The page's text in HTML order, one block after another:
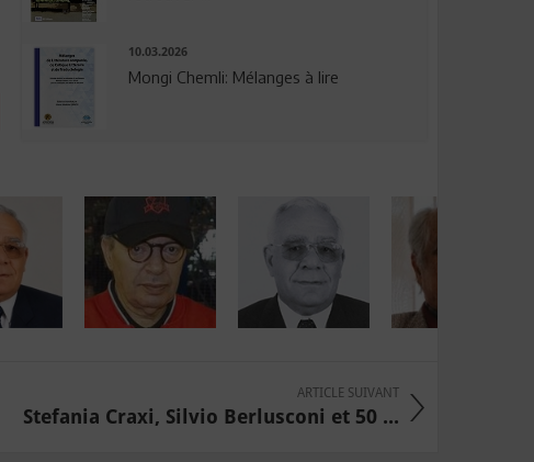
10.03.2026
Mongi Chemli: Mélanges à lire
ARTICLE SUIVANT
Stefania Craxi, Silvio Berlusconi et 50 ...